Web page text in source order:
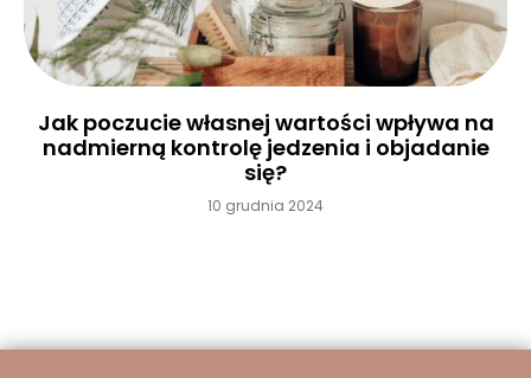
Jak poczucie własnej wartości wpływa na
nadmierną kontrolę jedzenia i objadanie
się?
10 grudnia 2024